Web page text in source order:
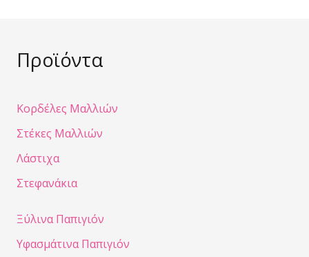
Προϊόντα
Κορδέλες Μαλλιών
Στέκες Μαλλιών
Λάστιχα
Στεφανάκια
Ξύλινα Παπιγιόν
Υφασμάτινα Παπιγιόν